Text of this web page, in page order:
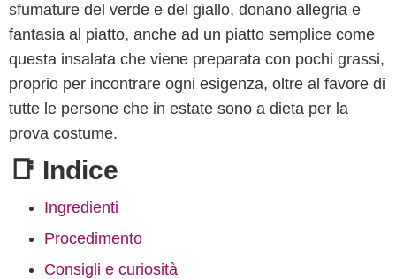
sfumature del verde e del giallo, donano allegria e
fantasia al piatto, anche ad un piatto semplice come
questa insalata che viene preparata con pochi grassi,
proprio per incontrare ogni esigenza, oltre al favore di
tutte le persone che in estate sono a dieta per la
prova costume.
📑 Indice
Ingredienti
Procedimento
Consigli e curiosità